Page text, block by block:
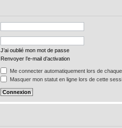
J’ai oublié mon mot de passe
Renvoyer l’e-mail d’activation
Me connecter automatiquement lors de
Masquer mon statut en ligne lors de cette